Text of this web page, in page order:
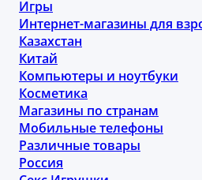
Игры
Интернет-магазины для
Казахстан
Китай
Компьютеры и ноутбуки
Косметика
Магазины по странам
Мобильные телефоны
Различные товары
Россия